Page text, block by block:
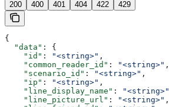
200 400 401 404 422 429
{
  "data"
: {
    "id"
: "<string>" ,
    "common_reader_id"
: "<string>" ,
    "scenario_id"
: "<string>" ,
    "ip"
: "<string>" ,
    "line_display_name"
: "<string>"
    "line_picture_url"
: "<string>" ,